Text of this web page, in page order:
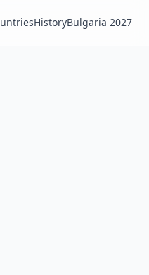
HistoryBulgaria 2027